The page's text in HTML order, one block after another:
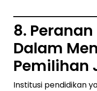
8.
Dalam
Pemilihan
Institusi pendidikan